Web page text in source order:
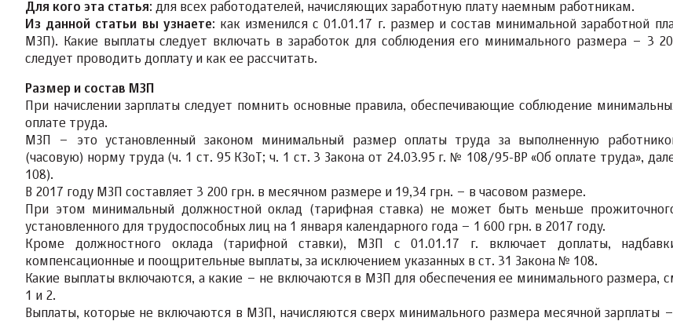
Для кого эта статья: для всех работодателей, начисляющих заработную плату наемным работникам.
Из данной статьи вы узнаете: как изменился с 01.01.17 г. размер и состав минимальной заработной
МЗП). Какие выплаты следует включать в заработок для соблюдения его минимального размера – 3
следует проводить доплату и как ее рассчитать.
Размер и состав МЗП
При начислении зарплаты следует помнить основные правила, обеспечивающие соблюдение
оплате труда.
МЗП – это установленный законом минимальный размер оплаты труда за выполненную
(часовую) норму труда (ч. 1 ст. 95 КЗоТ; ч. 1 ст. 3 Закона от 24.03.95 г. № 108/95-ВР «Об оплате труда»,
108).
В 2017 году МЗП составляет 3 200 грн. в месячном размере и 19,34 грн. – в часовом размере.
При этом минимальный должностной оклад (тарифная ставка) не может быть меньше
установленного для трудоспособных лиц на 1 января календарного года – 1 600 грн. в 2017 году.
Кроме должностного оклада (тарифной ставки), МЗП с 01.01.17 г. включает доплаты,
компенсационные и поощрительные выплаты, за исключением указанных в ст. 31 Закона № 108.
Какие выплаты включаются, а какие – не включаются в МЗП для обеспечения ее минимального размера,
1 и 2.
Выплаты, которые не включаются в МЗП, начисляются сверх минимального размера месячной зарплаты